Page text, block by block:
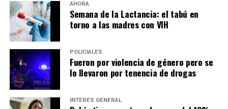
AHORA
Semana de la Lactancia: el tabú en
torno a las madres con VIH
POLICIALES
Fueron por violencia de género pero se
lo llevaron por tenencia de drogas
INTERÉS GENERAL